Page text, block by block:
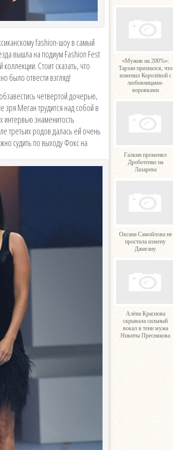
fashion-шоу в самый
вышла на подиум Fashion Fest
Стоит сказать, что
было отвести взгляд!
четвертой дочерью,
Меган трудится над собой в
интервью знаменитость
третьих родов далась ей очень
судить по выходу Фокс на
«Мужик на 200%»:
Тарзан признался, что
изменил Королёвой с
любовницами-
воровками
Галкин променял
Дроботенко на
Лазарева
Оксана Самойлова не
простила измену
Джигану
Алёна Краснова
скрывала сильный
вокал в тени мужа
Никиты Преснякова